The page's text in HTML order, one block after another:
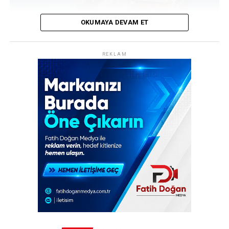
girmesiyle dosya yeniden ele alındı ve derinlemesine bir
analiz süreci başlatıldı.
Edirne’nin Saros Körfezi’ne kıyısı bulunan Keşan ilçesine
bağlı Gökçetepe köyü açıklarında, geçen yıl haziran
ayında suya batırılan M62 T model muharebe tankı, kısa
sürede dalış tutkunlarının vazgeçilmez rotalarından biri
haline geldi. Sadece 10 metre derinlikteki bu eşsiz batık,
Türkiye’nin en sığ noktaya batırılan tankı olma
özelliğiyle dikkat çekiyor.
Dalış Turizmine Yapay Resif Desteği
Edirne Valiliği, Türkiye Sualtı Sporları Federasyonu ve
Edirne Saros Turizm Altyapı Hizmet Birliği (ESTAB)
işbirliğinde hayata geçirilen Yapay Resif Projesi
OKUMAYA DEVAM ET
REKLAM